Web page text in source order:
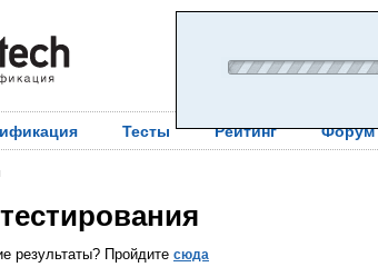
Тесты Рейтинг Форум
результаты? Пройдите сюда